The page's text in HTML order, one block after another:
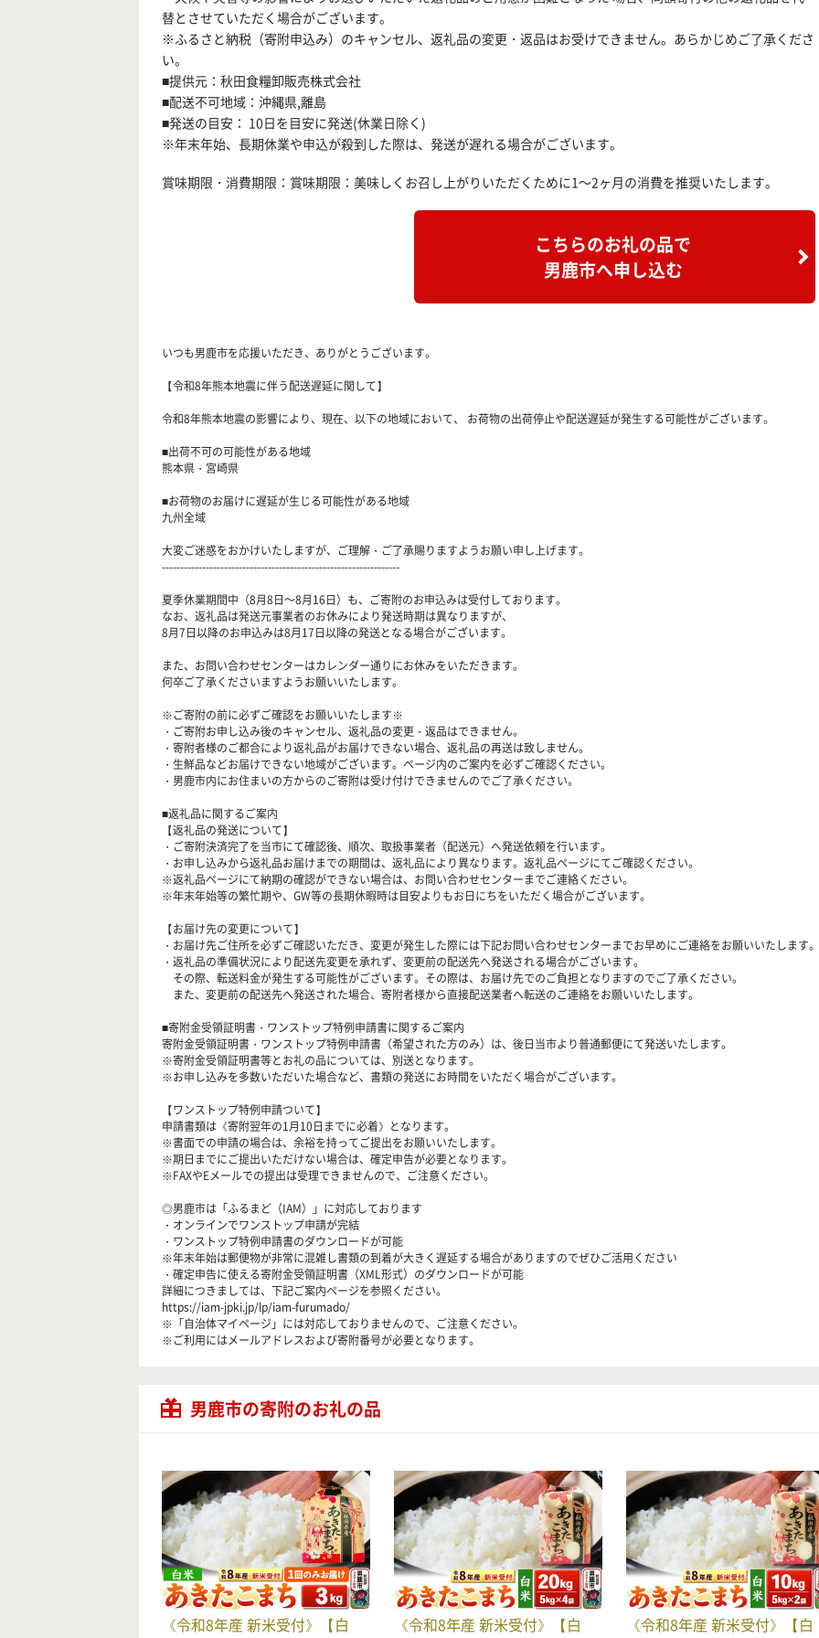
替とさせていただく場合がございます。
※ふるさと納税（寄附申込み）のキャンセル、返礼品の変更・返品はお受けできません。あらかじめご了承くださ
い。
■提供元：秋田食糧卸販売株式会社
■配送不可地域：沖縄県,離島
■発送の目安： 10日を目安に発送(休業日除く)
※年末年始、長期休業や申込が殺到した際は、発送が遅れる場合がございます。
賞味期限・消費期限：賞味期限：美味しくお召し上がりいただくために1〜2ヶ月の消費を推奨いたします。
こちらのお礼の品で
男鹿市へ申し込む
いつも男鹿市を応援いただき、ありがとうございます。
【令和8年熊本地震に伴う配送遅延に関して】
令和8年熊本地震の影響により、現在、以下の地域において、 お荷物の出荷停止や配送遅延が発生する可能性がございます。
■出荷不可の可能性がある地域
熊本県・宮崎県
■お荷物のお届けに遅延が生じる可能性がある地域
九州全域
大変ご迷惑をおかけいたしますが、ご理解・ご了承賜りますようお願い申し上げます。
-----------------------------------------------------------------
夏季休業期間中（8月8日～8月16日）も、ご寄附のお申込みは受付しております。
なお、返礼品は発送元事業者のお休みにより発送時期は異なりますが、
8月7日以降のお申込みは8月17日以降の発送となる場合がございます。
また、お問い合わせセンターはカレンダー通りにお休みをいただきます。
何卒ご了承くださいますようお願いいたします。
※ご寄附の前に必ずご確認をお願いいたします※
・ご寄附お申し込み後のキャンセル、返礼品の変更・返品はできません。
・寄附者様のご都合により返礼品がお届けできない場合、返礼品の再送は致しません。
・生鮮品などお届けできない地域がございます。ページ内のご案内を必ずご確認ください。
・男鹿市内にお住まいの方からのご寄附は受け付けできませんのでご了承ください。
■返礼品に関するご案内
【返礼品の発送について】
・ご寄附決済完了を当市にて確認後、順次、取扱事業者（配送元）へ発送依頼を行います。
・お申し込みから返礼品お届けまでの期間は、返礼品により異なります。返礼品ページにてご確認ください。
※返礼品ページにて納期の確認ができない場合は、お問い合わせセンターまでご連絡ください。
※年末年始等の繁忙期や、GW等の長期休暇時は目安よりもお日にちをいただく場合がございます。
【お届け先の変更について】
・お届け先ご住所を必ずご確認いただき、変更が発生した際には下記お問い合わせセンターまでお早めにご連絡をお願いいたします。
・返礼品の準備状況により配送先変更を承れず、変更前の配送先へ発送される場合がございます。
その際、転送料金が発生する可能性がございます。その際は、お届け先でのご負担となりますのでご了承ください。
また、変更前の配送先へ発送された場合、寄附者様から直接配送業者へ転送のご連絡をお願いいたします。
■寄附金受領証明書・ワンストップ特例申請書に関するご案内
寄附金受領証明書・ワンストップ特例申請書（希望された方のみ）は、後日当市より普通郵便にて発送いたします。
※寄附金受領証明書等とお礼の品については、別送となります。
※お申し込みを多数いただいた場合など、書類の発送にお時間をいただく場合がございます。
【ワンストップ特例申請ついて】
申請書類は《寄附翌年の1月10日までに必着》となります。
※書面での申請の場合は、余裕を持ってご提出をお願いいたします。
※期日までにご提出いただけない場合は、確定申告が必要となります。
※FAXやEメールでの提出は受理できませんので、ご注意ください。
◎男鹿市は「ふるまど（IAM）」に対応しております
・オンラインでワンストップ申請が完結
・ワンストップ特例申請書のダウンロードが可能
※年末年始は郵便物が非常に混雑し書類の到着が大きく遅延する場合がありますのでぜひご活用ください
・確定申告に使える寄附金受領証明書（XML形式）のダウンロードが可能
詳細につきましては、下記ご案内ページを参照ください。
https://iam-jpki.jp/lp/iam-furumado/
※「自治体マイページ」には対応しておりませんので、ご注意ください。
※ご利用にはメールアドレスおよび寄附番号が必要となります。
男鹿市の寄附のお礼の品
《令和8年産 新米受付》【白
《令和8年産 新米受付》【白
《令和8年産 新米受付》【白